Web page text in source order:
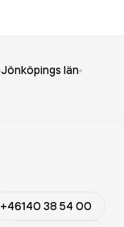
Jönköpings län
+46140 38 54 00